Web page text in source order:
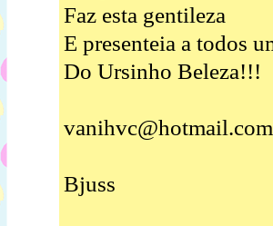
Faz esta gentileza
E presenteia a todos
Do Ursinho Beleza!!!
vanihvc@hotmail.com
Bjuss